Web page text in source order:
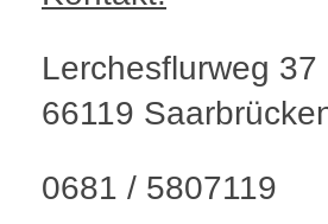
Lerchesflurweg 37
66119
0681 / 5807119